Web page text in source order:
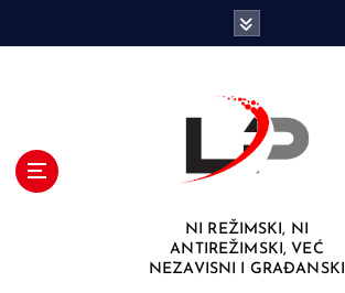
NI REŽIMSKI, NI
ANTIREŽIMSKI, VEĆ
NEZAVISNI I GRAĐANSKI